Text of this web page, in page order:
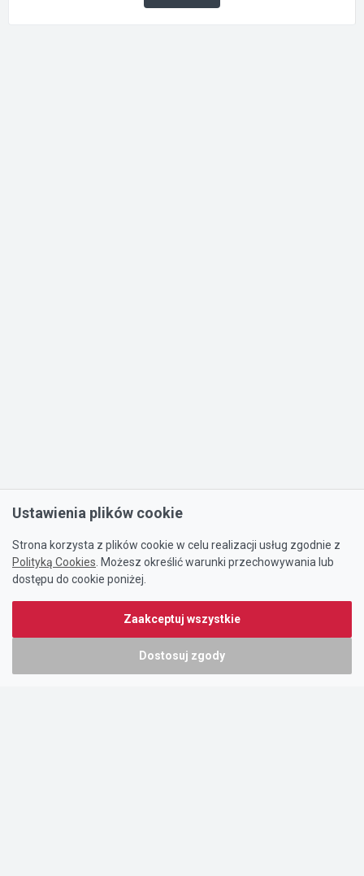
Ustawienia plików cookie
Strona korzysta z plików cookie w celu realizacji usług zgodnie z
Polityką Cookies . Możesz określić warunki przechowywania lub
dostępu do cookie poniżej.
Zaakceptuj wszystkie
Dostosuj zgody